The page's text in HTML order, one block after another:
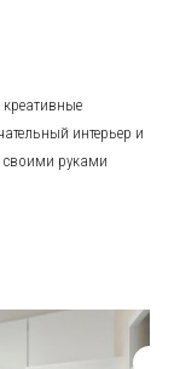
интерьер и
своими руками